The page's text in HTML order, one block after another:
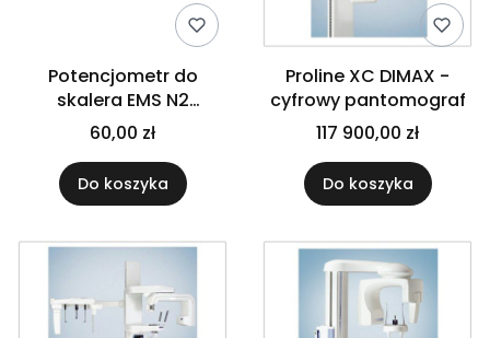
Potencjometr do
skalera EMS N2
Woodpecker
60,00 zł
Do koszyka
Proline XC DIMAX -
cyfrowy pantomograf
117 900,00 zł
Do koszyka